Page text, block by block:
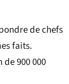
de chefs
faits.
900 000